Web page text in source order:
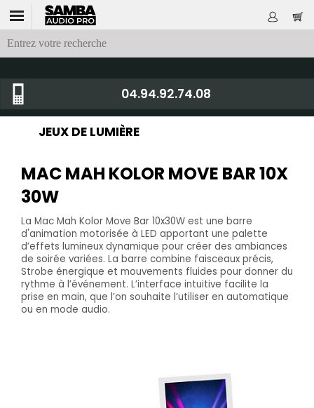
04.94.92.74.08
JEUX DE LUMIÈRE
MAC MAH KOLOR MOVE BAR 10X
30W
La Mac Mah Kolor Move Bar 10x30W est une barre
d'animation motorisée à LED apportant une palette
d’effets lumineux dynamique pour créer des ambiances
de soirée variées. La barre combine faisceaux précis,
Strobe énergique et mouvements fluides pour donner du
rythme à l’événement. L’interface intuitive facilite la
prise en main, que l’on souhaite l’utiliser en automatique
ou en mode audio.